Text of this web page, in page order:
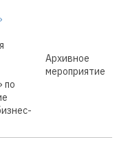
по
Архивное
мероприятие